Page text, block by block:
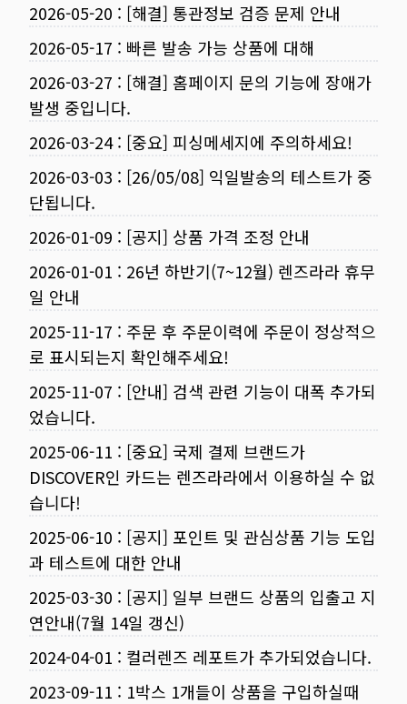
2026-05-20 : [해결] 통관정보 검증 문제 안내
2026-05-17 : 빠른 발송 가능 상품에 대해
2026-03-27 : [해결] 홈페이지 문의 기능에 장애가
발생 중입니다.
2026-03-24: [중요] 피싱메세지에 주의하세요!
2026-03-03 : [26/05/08] 익일발송의 테스트가 중
단됩니다.
2026-01-09 : [공지] 상품 가격 조정 안내
2026-01-01 : 26년 하반기(7~12월) 렌즈라라 휴무
일 안내
2025-11-17 : 주문 후 주문이력에 주문이 정상적으
로 표시되는지 확인해주세요!
2025-11-07 : [안내] 검색 관련 기능이 대폭 추가되
었습니다.
2025-06-11 : [중요] 국제 결제 브랜드가
DISCOVER인 카드는 렌즈라라에서 이용하실 수 없
습니다!
2025-06-10 : [공지] 포인트 및 관심상품 기능 도입
과 테스트에 대한 안내
2025-03-30 : [공지] 일부 브랜드 상품의 입출고 지
연안내(7월 14일 갱신)
2024-04-01 : 컬러렌즈 레포트가 추가되었습니다.
2023-09-11 : 1박스 1개들이 상품을 구입하실때